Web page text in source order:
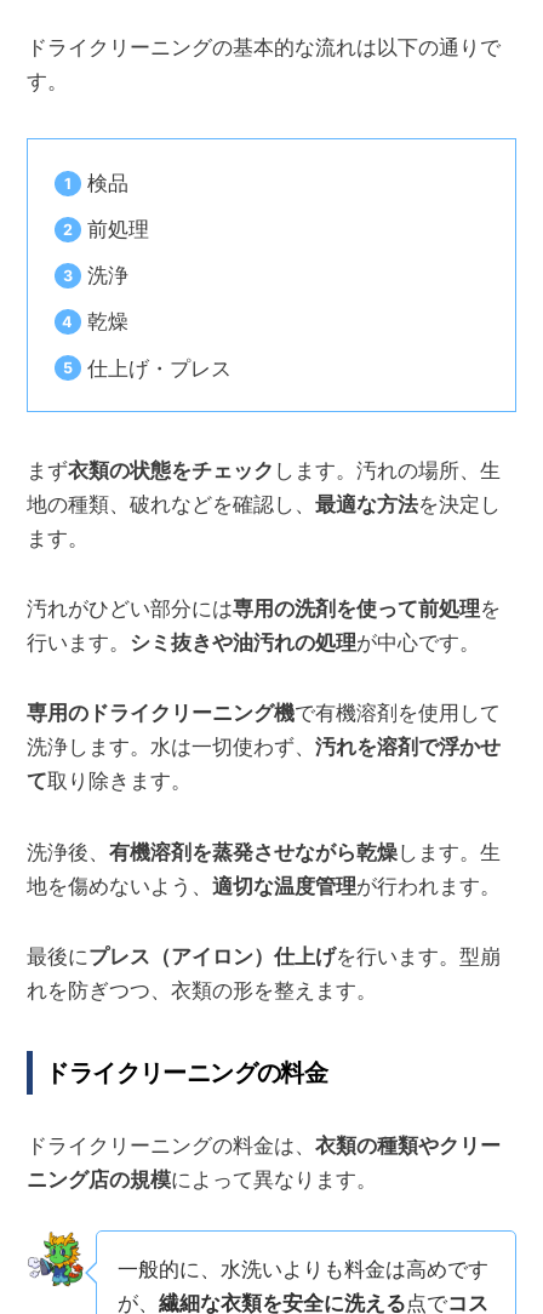
ドライクリーニングの基本的な流れは以下の通りで
す。
検品
前処理
洗浄
乾燥
仕上げ・プレス
まず衣類の状態をチェック します。汚れの場所、生
地の種類、破れなどを確認し、最適な方法を決定し
ます。
汚れがひどい部分には専用の洗剤を使って前処理を
行います。 シミ抜きや油汚れの処理が中心です。
専用のドライクリーニング機で有機溶剤を使用して
洗浄します。水は一切使わず、汚れを溶剤で浮かせ
て取り除きます。
洗浄後、有機溶剤を蒸発させながら乾燥します。生
地を傷めないよう、適切な温度管理が行われます。
最後にプレス（アイロン）仕上げを行います。型崩
れを防ぎつつ、衣類の形を整えます。
ドライクリーニングの料金
ドライクリーニングの料金は、衣類の種類やクリー
ニング店の規模によって異なります。
一般的に、水洗いよりも料金は高めです
が、繊細な衣類を安全に洗える点でコス